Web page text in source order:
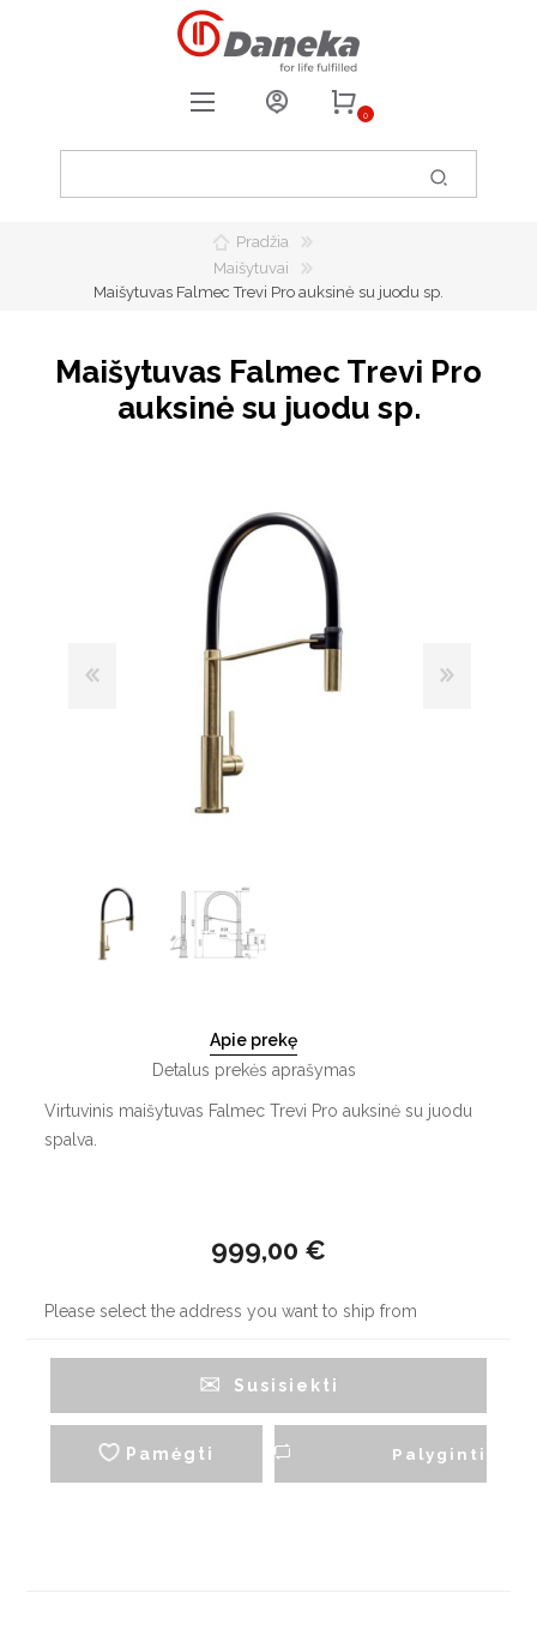
0
0
Pradžia
Maišytuvai
Maišytuvas Falmec Trevi Pro auksinė su juodu sp.
Maišytuvas Falmec Trevi Pro
auksinė su juodu sp.
Apie prekę
Detalus prekės aprašymas
Virtuvinis maišytuvas Falmec Trevi Pro auksinė su juodu
spalva.
999,00 €
Please select the address you want to ship from
Pamėgti
Susisiekti
Palyginti